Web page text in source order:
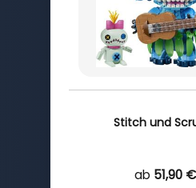
Stitch und
ab 51,90 €